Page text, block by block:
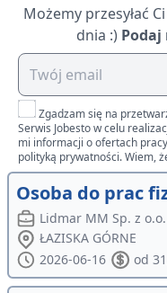
Możemy przesyłać
dnia :) Podaj
Zgadzam się na
Serwis Jobesto w celu
mi informacji o ofertach
polityką prywatności. Wiem,
Osoba do prac
Lidmar MM Sp. z o.o.
ŁAZISKA GÓRNE
2026-06-16
od